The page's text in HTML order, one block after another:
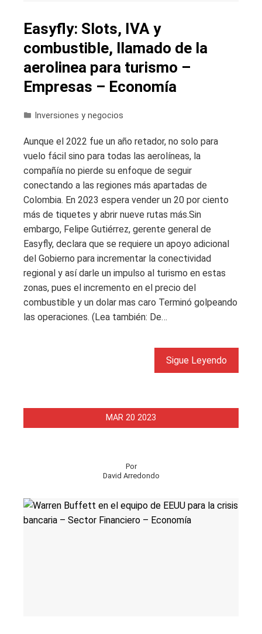
Easyfly: Slots, IVA y
combustible, llamado de la
aerolinea para turismo –
Empresas – Economía
Inversiones y negocios
Aunque el 2022 fue un año retador, no solo para
vuelo fácil sino para todas las aerolíneas, la
compañía no pierde su enfoque de seguir
conectando a las regiones más apartadas de
Colombia. En 2023 espera vender un 20 por ciento
más de tiquetes y abrir nueve rutas más.Sin
embargo, Felipe Gutiérrez, gerente general de
Easyfly, declara que se requiere un apoyo adicional
del Gobierno para incrementar la conectividad
regional y así darle un impulso al turismo en estas
zonas, pues el incremento en el precio del
combustible y un dolar mas caro Terminó golpeando
las operaciones. (Lea también: De…
Sigue Leyendo
MAR 20 2023
Por
David Arredondo